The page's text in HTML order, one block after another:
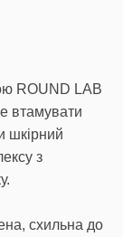
ROUND LAB
втамувати
шкірний
з
схильна до